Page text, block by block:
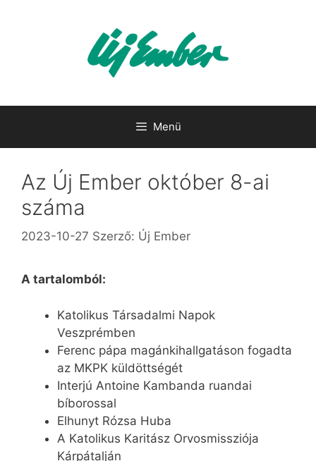
Menü
Az Új Ember október 8-ai
száma
2023-10-27 Szerző: Új Ember
A tartalomból:
Katolikus Társadalmi Napok
Veszprémben
Ferenc pápa magánkihallgatáson fogadta
az MKPK küldöttségét
Interjú Antoine Kambanda ruandai
bíborossal
Elhunyt Rózsa Huba
A Katolikus Karitász Orvosmissziója
Kárpátalján